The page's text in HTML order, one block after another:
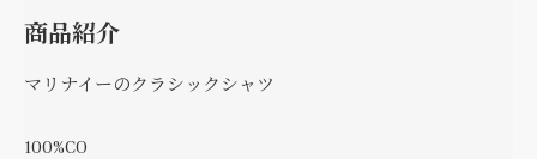
商品紹介
マリナイーのクラシックシャツ
100%CO